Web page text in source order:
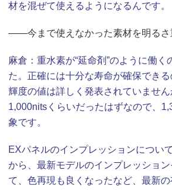
材を混ぜて使えるようになるんです。
――今まで使えなかった素材を明るさ
麻倉： 重水素が“延命剤”のように働
た。正確には十分な寿命が確保でき
輝度の値は詳しく発表されていませ
1,000nitsくらいだったはずなので、
象です。
EXパネルのインプレッションについ
から、最新モデルのインプレッショ
て、色再現も良くなったなど、最新